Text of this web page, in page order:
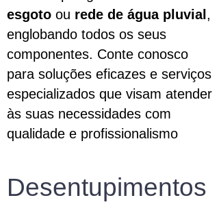
esgoto ou rede de água pluvial ,
englobando todos os seus
componentes. Conte conosco
para soluções eficazes e serviços
especializados que visam atender
às suas necessidades com
qualidade e profissionalismo
Desentupimentos